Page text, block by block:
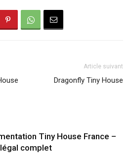
Article suivant
Dragonfly Tiny House
Tiny House France –
complet